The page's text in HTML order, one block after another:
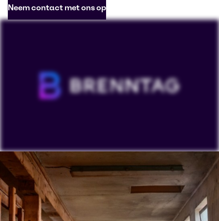
Neem contact met ons op
Om onze YouTube-video's te bekijken, moet je
'Targeting cookies' accepteren. Het weergeven van
deze inhoud kan ertoe leiden dat YouTube
persoonlijke gegevens verwerkt of cookies op je
apparaat plaatst.